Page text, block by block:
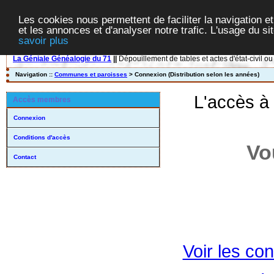
Les cookies nous permettent de faciliter la navigation
et les annonces et d'analyser notre trafic. L'usage du
savoir plus
La Géniale Généalogie du 71 Dépouillement de tables et actes d'état-civil
Navigation :: Communes et paroisses > Connexion (Distribution selon les années)
Accès membres
Connexion
Conditions d'accès
Contact
L'accès
Voir les